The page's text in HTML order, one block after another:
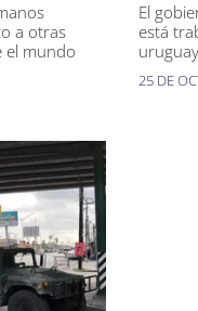
a otras
el mundo
El
está
25 DE